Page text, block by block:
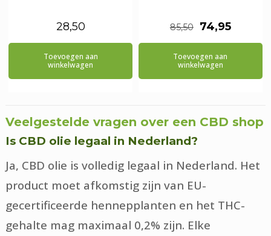
28,50
Toevoegen aan
winkelwagen
85,50
prijs
was:
€85,50.
74,95
prijs
€74,95.
Toevoegen aan
winkelwagen
Veelgestelde vragen over een CBD shop
Is CBD olie legaal in Nederland?
Ja, CBD olie is volledig legaal in Nederland. Het
product moet afkomstig zijn van EU-
gecertificeerde hennepplanten en het THC-
gehalte mag maximaal 0,2% zijn. Elke